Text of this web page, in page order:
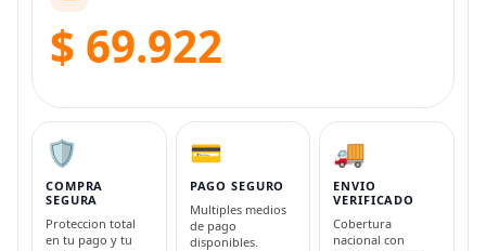
$ 69.922
🛡️
COMPRA
SEGURA
Proteccion total
en tu pago y tu
💳
PAGO SEGURO
Multiples medios
de pago
disponibles.
🚚
ENVIO
VERIFICADO
Cobertura
nacional con